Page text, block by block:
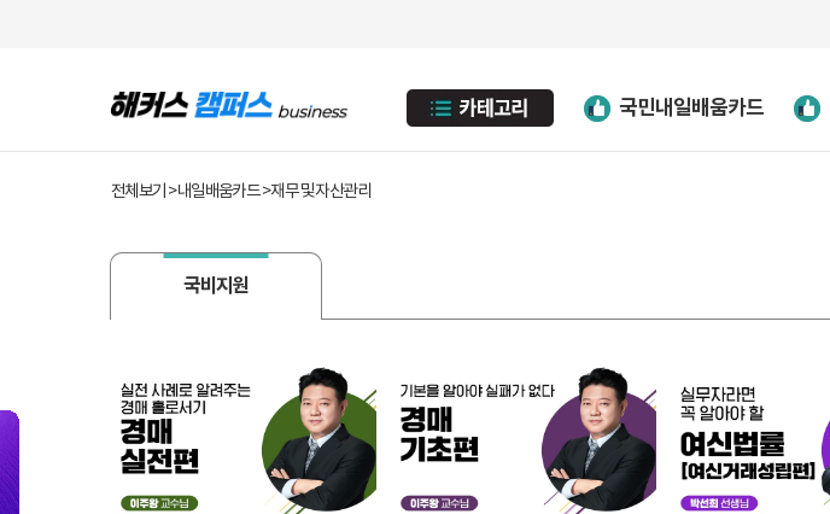
국민내일배움카드
전체보기 > 내일배움카드 > 재무 및 자산관리
국비지원